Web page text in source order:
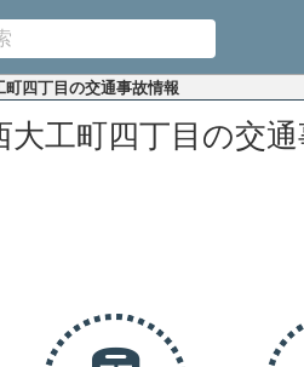
町四丁目の交通事故情報
大工町四丁目の交通